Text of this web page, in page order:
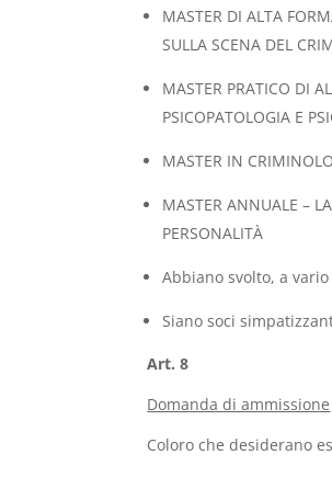
MASTER DI ALTA
SULLA SCENA DEL
MASTER PRATICO DI
PSICOPATOLOGIA E
MASTER IN
MASTER ANNUALE –
PERSONALITÀ
Abbiano svolto, a
Siano soci
Art. 8
Domanda di ammissione
Coloro che desiderano